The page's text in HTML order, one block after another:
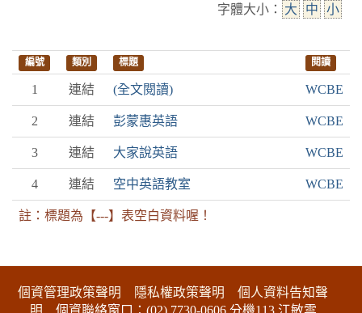
字體大小： 大 中 小
編號 類別 標題 閱讀
1 連結 (全文閱讀) WCBE
2 連結 彭蒙惠英語 WCBE
3 連結 大家說英語 WCBE
4 連結 空中英語教室 WCBE
註：標題為【---】表空白資料喔！
個資管理政策聲明 隱私權政策聲明
個人資料告知聲
明 個資聯絡窗口：(02) 7730-0606 分機113 江敏雲